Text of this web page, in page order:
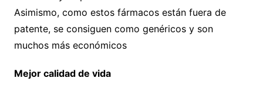
Asimismo, como estos fármacos están fuera de
patente, se consiguen como genéricos y son
muchos más económicos
Mejor calidad de vida